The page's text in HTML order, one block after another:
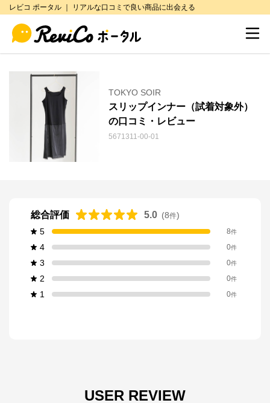
レビコ ポータル ｜ リアルな口コミで良い商品に出会える
TOKYO SOIR
スリップインナー（試着対象外）
の口コミ・レビュー
5671311-00-01
総合評価 5.0 (8件)
5
8件
4 0件
3 0件
2 0件
1 0件
USER REVIEW